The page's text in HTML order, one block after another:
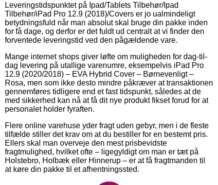
Leveringstidspunktet på Ipad/Tablets Tilbehør/Ipad
Tilbehør/iPad Pro 12.9 (2018)/Covers er jo ualmindeligt
betydningsfuld når man absolut skal bruge din pakke inden
for få dage, og derfor er det fuldt ud centralt at vi finder den
forventede leveringstid ved den pågældende vare.
Mange internet shops giver løfte om muligheden for dag-til-
dag levering på utallige varenumre, eksempelvis iPad Pro
12.9 (2020/2018) – EVA Hybrid Cover – Børnevenligt –
Rosa, men som ikke desto mindre påkræver at transaktionen
gennemføres tidligere end et fast tidspunkt, således at de
med sikkerhed kan nå at få dit nye produkt fikset forud for at
personalet holder fyraften.
Flere online varehuse yder fragt uden gebyr, men i de fleste
tilfælde stiller det krav om at du bestiller for en bestemt pris.
Ellers skal man overveje den mest prisbevidste
fragtmulighed, hvilket ofte – ligegyldigt om man er tæt på
Holstebro, Holbæk eller Hinnerup – er at få fragtmanden til
at køre din pakke til et afhentningssted.